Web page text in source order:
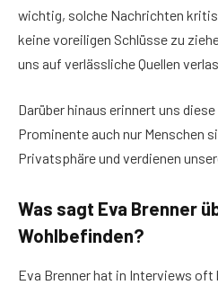
wichtig, solche Nachrichten
keine voreiligen Schlüsse zu
uns auf verlässliche Quellen
Darüber hinaus erinnert uns
Prominente auch nur Menschen
Privatsphäre und verdienen
Was sagt Eva Brenner
Wohlbefinden?
Eva Brenner hat in Interviews